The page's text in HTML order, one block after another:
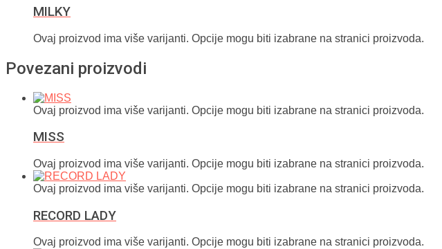
MILKY
Ovaj proizvod ima više varijanti. Opcije mogu biti izabrane na stranici proizvoda.
Povezani proizvodi
Ovaj proizvod ima više varijanti. Opcije mogu biti izabrane na stranici proizvoda.
MISS
Ovaj proizvod ima više varijanti. Opcije mogu biti izabrane na stranici proizvoda.
Ovaj proizvod ima više varijanti. Opcije mogu biti izabrane na stranici proizvoda.
RECORD LADY
Ovaj proizvod ima više varijanti. Opcije mogu biti izabrane na stranici proizvoda.